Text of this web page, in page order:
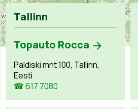
Tallinn
Topauto Rocca
Paldiski mnt 100, Tallinn,
Eesti
☎ 617 7080